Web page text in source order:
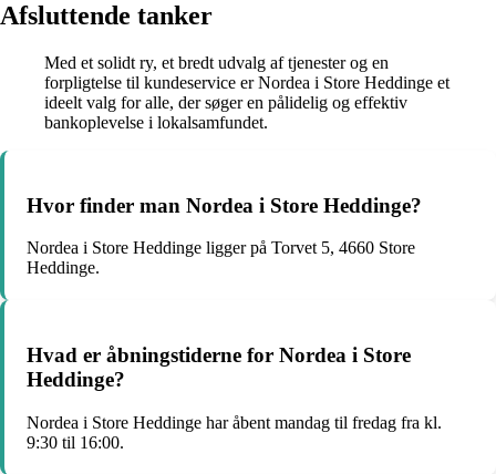
Afsluttende tanker
Med et solidt ry, et bredt udvalg af tjenester og en
forpligtelse til kundeservice er Nordea i Store Heddinge et
ideelt valg for alle, der søger en pålidelig og effektiv
bankoplevelse i lokalsamfundet.
Hvor finder man Nordea i Store Heddinge?
Nordea i Store Heddinge ligger på Torvet 5, 4660 Store
Heddinge.
Hvad er åbningstiderne for Nordea i Store
Heddinge?
Nordea i Store Heddinge har åbent mandag til fredag fra kl.
9:30 til 16:00.